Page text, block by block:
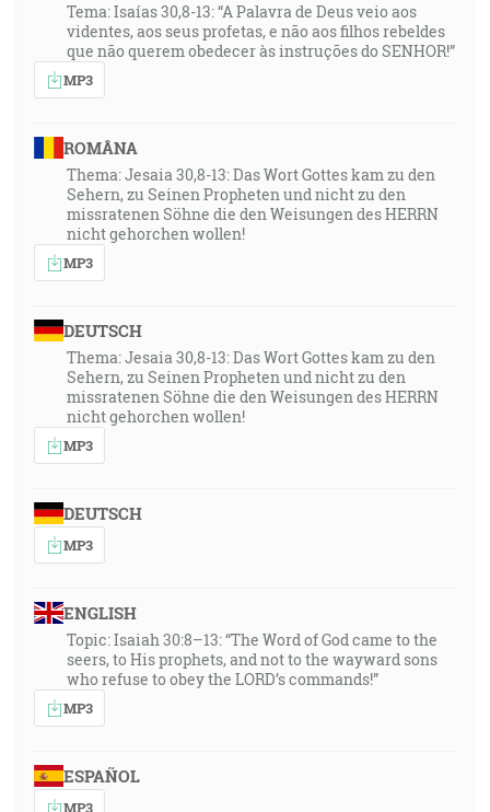
Tema: Isaías 30,8-13: “A Palavra de Deus veio aos
videntes, aos seus profetas, e não aos filhos rebeldes
que não querem obedecer às instruções do SENHOR!”
MP3
ROMÂNA
Thema: Jesaia 30,8-13: Das Wort Gottes kam zu den
Sehern, zu Seinen Propheten und nicht zu den
missratenen Söhne die den Weisungen des HERRN
nicht gehorchen wollen!
MP3
DEUTSCH
Thema: Jesaia 30,8-13: Das Wort Gottes kam zu den
Sehern, zu Seinen Propheten und nicht zu den
missratenen Söhne die den Weisungen des HERRN
nicht gehorchen wollen!
MP3
DEUTSCH
MP3
ENGLISH
Topic: Isaiah 30:8–13: “The Word of God came to the
seers, to His prophets, and not to the wayward sons
who refuse to obey the LORD’s commands!”
MP3
ESPAÑOL
MP3